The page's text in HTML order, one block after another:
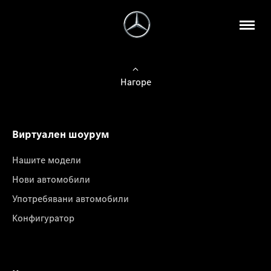
Нагоре
Виртуален шоурум
Нашите модели
Нови автомобили
Употребявани автомобили
Конфигуратор